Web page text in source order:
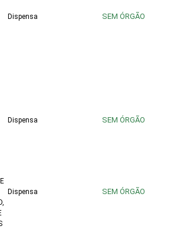
Dispensa SEM ÓRGÃO
Dispensa SEM ÓRGÃO
Dispensa SEM ÓRGÃO